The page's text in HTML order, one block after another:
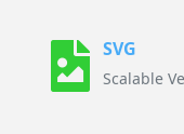
SVG
Scalable